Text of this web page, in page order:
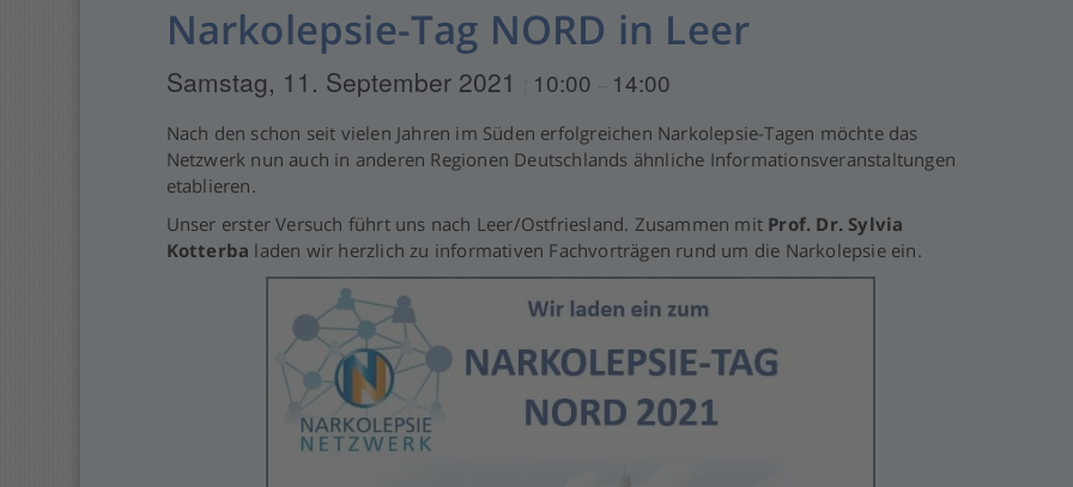
Narkolepsie-Tag NORD in Leer
Samstag, 11. September 2021 10:00 14:00
Nach den schon seit vielen Jahren im Süden erfolgreichen Narkolepsie-Tagen möchte das
Netzwerk nun auch in anderen Regionen Deutschlands ähnliche Informationsveranstaltungen
etablieren.
Unser erster Versuch führt uns nach Leer/Ostfriesland. Zusammen mit Prof. Dr. Sylvia
Kotterba laden wir herzlich zu informativen Fachvorträgen rund um die Narkolepsie ein.